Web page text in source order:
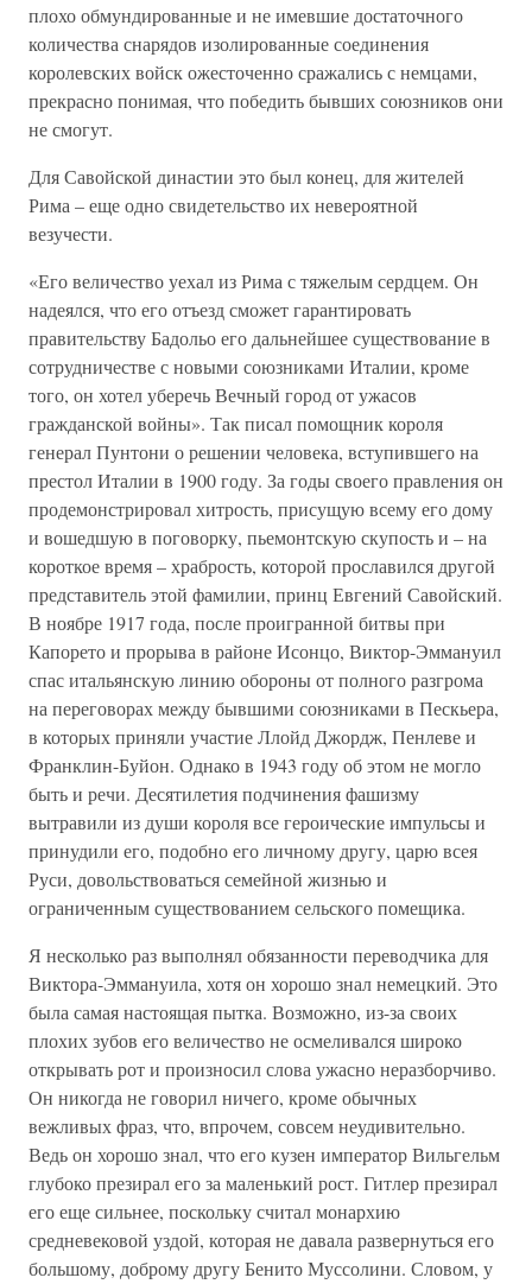
плохо обмундированные и не имевшие достаточного
количества снарядов изолированные соединения
королевских войск ожесточенно сражались с немцами,
прекрасно понимая, что победить бывших союзников они
не смогут.
Для Савойской династии это был конец, для жителей
Рима – еще одно свидетельство их невероятной
везучести.
«Его величество уехал из Рима с тяжелым сердцем. Он
надеялся, что его отъезд сможет гарантировать
правительству Бадольо его дальнейшее существование в
сотрудничестве с новыми союзниками Италии, кроме
того, он хотел уберечь Вечный город от ужасов
гражданской войны». Так писал помощник короля
генерал Пунтони о решении человека, вступившего на
престол Италии в 1900 году. За годы своего правления он
продемонстрировал хитрость, присущую всему его дому
и вошедшую в поговорку, пьемонтскую скупость и – на
короткое время – храбрость, которой прославился другой
представитель этой фамилии, принц Евгений Савойский.
В ноябре 1917 года, после проигранной битвы при
Капорето и прорыва в районе Исонцо, Виктор-Эммануил
спас итальянскую линию обороны от полного разгрома
на переговорах между бывшими союзниками в Пескьера,
в которых приняли участие Ллойд Джордж, Пенлеве и
Франклин-Буйон. Однако в 1943 году об этом не могло
быть и речи. Десятилетия подчинения фашизму
вытравили из души короля все героические импульсы и
принудили его, подобно его личному другу, царю всея
Руси, довольствоваться семейной жизнью и
ограниченным существованием сельского помещика.
Я несколько раз выполнял обязанности переводчика для
Виктора-Эммануила, хотя он хорошо знал немецкий. Это
была самая настоящая пытка. Возможно, из-за своих
плохих зубов его величество не осмеливался широко
открывать рот и произносил слова ужасно неразборчиво.
Он никогда не говорил ничего, кроме обычных
вежливых фраз, что, впрочем, совсем неудивительно.
Ведь он хорошо знал, что его кузен император Вильгельм
глубоко презирал его за маленький рост. Гитлер презирал
его еще сильнее, поскольку считал монархию
средневековой уздой, которая не давала развернуться его
большому, доброму другу Бенито Муссолини. Словом, у